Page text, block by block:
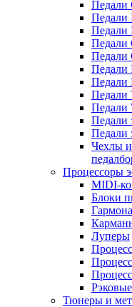
Педали
Педали
Педали
Педали
Педали
Педали
Педали
Педали
Педали
Педали
Педали
Чехлы и
Процессоры
MIDI-
Блоки
Луперы
Тюнеры и